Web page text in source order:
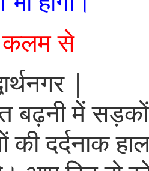
कलम से
|
बढ़नी में सड़कों
की दर्दनाक